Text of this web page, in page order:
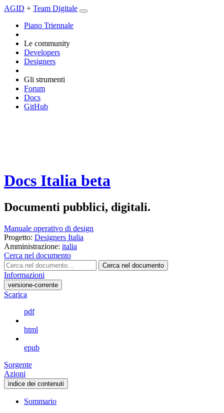
AGID + Team Digitale
Piano Triennale
Le community
Developers
Designers
Gli strumenti
Forum
Docs
GitHub
Docs Italia beta
Documenti pubblici, digitali.
Manuale operativo di design
Progetto: Designers Italia
Amministrazione: italia
Cerca nel documento
Cerca nel documento
Informazioni
versione-corrente
Scarica
pdf
html
epub
Sorgente
Azioni
indice dei contenuti
Sommario